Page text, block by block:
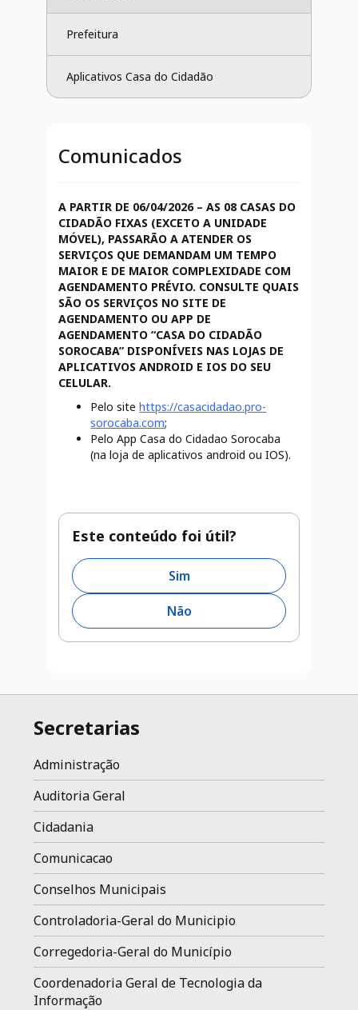
Prefeitura
Aplicativos Casa do Cidadão
Comunicados
A PARTIR DE 06/04/2026 – AS 08 CASAS DO
CIDADÃO FIXAS (EXCETO A UNIDADE
MÓVEL), PASSARÃO A ATENDER OS
SERVIÇOS QUE DEMANDAM UM TEMPO
MAIOR E DE MAIOR COMPLEXIDADE COM
AGENDAMENTO PRÉVIO. CONSULTE QUAIS
SÃO OS SERVIÇOS NO SITE DE
AGENDAMENTO OU APP DE
AGENDAMENTO “CASA DO CIDADÃO
SOROCABA” DISPONÍVEIS NAS LOJAS DE
APLICATIVOS ANDROID E IOS DO SEU
CELULAR.
Pelo sitehttps://casacidadao.pro-
sorocaba.com;
Pelo App Casa do Cidadao Sorocaba
(na loja de aplicativos android ou IOS).
Este conteúdo foi útil?
Sim
Não
Secretarias
Administração
Auditoria Geral
Cidadania
Comunicacao
Conselhos Municipais
Controladoria-Geral do Municipio
Corregedoria-Geral do Município
Coordenadoria Geral de Tecnologia da
Informação